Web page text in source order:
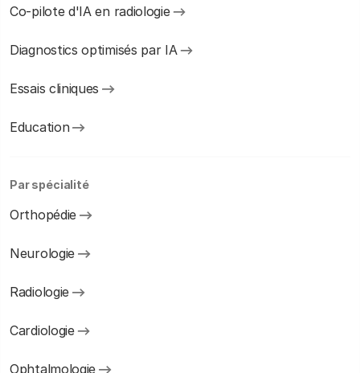
Co-pilote d'IA en radiologie
Diagnostics optimisés par IA
Essais cliniques
Education
Par spécialité
Orthopédie
Neurologie
Radiologie
Cardiologie
Ophtalmologie